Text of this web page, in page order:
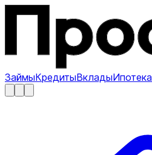
ЗаймыКредитыВкладыИпотека